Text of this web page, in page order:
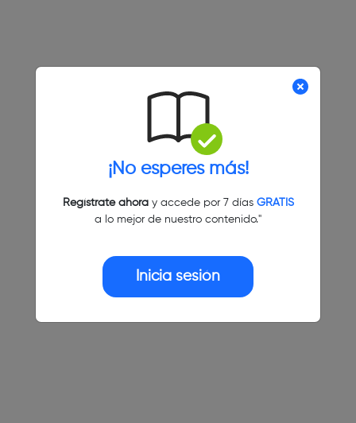
¡No esperes más!
Regístrate ahoray accede por 7 días GRATIS
a lo mejor de nuestro contenido."
Inicia sesión